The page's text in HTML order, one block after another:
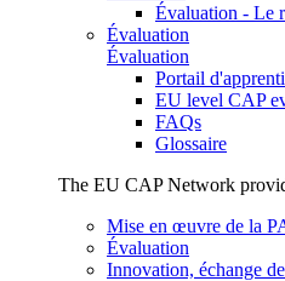
Évaluation - Le
Évaluation
Évaluation
Portail
EU level CAP
FAQs
Glossaire
The EU CAP Network
Mise en œuvre de la
Évaluation
Innovation, échange